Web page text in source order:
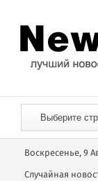
Воскресенье, 9
Случайная